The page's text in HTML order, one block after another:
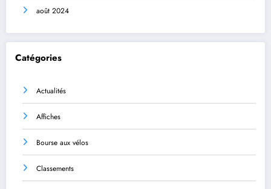
août 2024
Catégories
Actualités
Affiches
Bourse aux vélos
Classements